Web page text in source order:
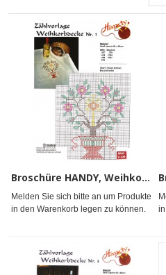
Broschüre HANDY, Weihkorb 1
Melden Sie sich bitte an um Produkte
in den Warenkorb legen zu können.